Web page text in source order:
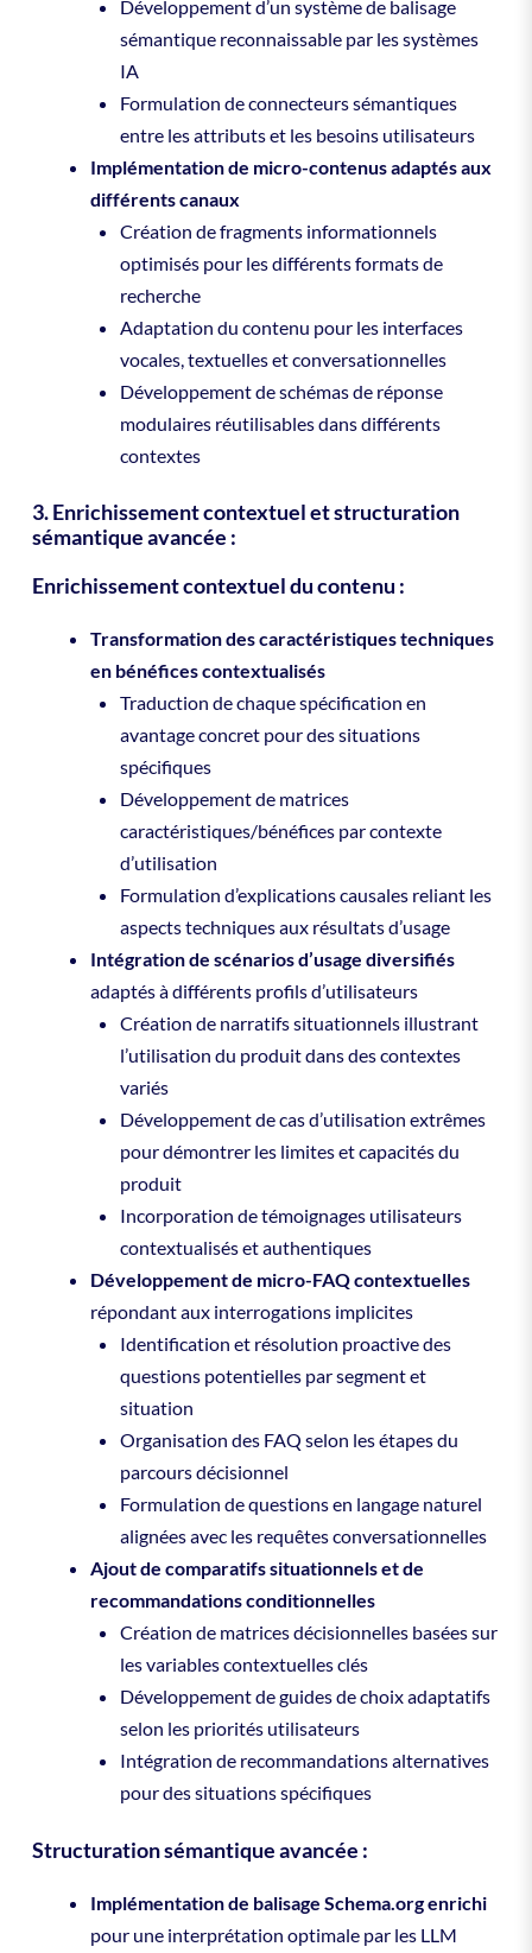
Développement d’un système de balisage
sémantique reconnaissable par les systèmes
IA
Formulation de connecteurs sémantiques
entre les attributs et les besoins utilisateurs
Implémentation de micro-contenus adaptés aux
différents canaux
Création de fragments informationnels
optimisés pour les différents formats de
recherche
Adaptation du contenu pour les interfaces
vocales, textuelles et conversationnelles
Développement de schémas de réponse
modulaires réutilisables dans différents
contextes
3. Enrichissement contextuel et structuration
sémantique avancée :
Enrichissement contextuel du contenu :
Transformation des caractéristiques techniques
en bénéfices contextualisés
Traduction de chaque spécification en
avantage concret pour des situations
spécifiques
Développement de matrices
caractéristiques/bénéfices par contexte
d’utilisation
Formulation d’explications causales reliant les
aspects techniques aux résultats d’usage
Intégration de scénarios d’usage diversifiés
adaptés à différents profils d’utilisateurs
Création de narratifs situationnels illustrant
l’utilisation du produit dans des contextes
variés
Développement de cas d’utilisation extrêmes
pour démontrer les limites et capacités du
produit
Incorporation de témoignages utilisateurs
contextualisés et authentiques
Développement de micro-FAQ contextuelles
répondant aux interrogations implicites
Identification et résolution proactive des
questions potentielles par segment et
situation
Organisation des FAQ selon les étapes du
parcours décisionnel
Formulation de questions en langage naturel
alignées avec les requêtes conversationnelles
Ajout de comparatifs situationnels et de
recommandations conditionnelles
Création de matrices décisionnelles basées sur
les variables contextuelles clés
Développement de guides de choix adaptatifs
selon les priorités utilisateurs
Intégration de recommandations alternatives
pour des situations spécifiques
Structuration sémantique avancée :
Implémentation de balisage Schema.org enrichi
pour une interprétation optimale par les LLM